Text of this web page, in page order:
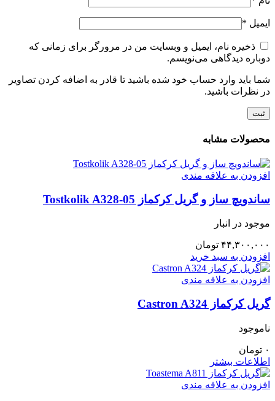
ایمیل *
ذخیره نام، ایمیل و وبسایت من در مرورگر برای زمانی که
دوباره دیدگاهی می‌نویسم.
شما باید وارد حساب خود شده باشید تا قادر به اضافه کردن تصاویر
در نظرات باشید.
محصولات مشابه
افزودن به علاقه مندی
ساندویچ ساز و گریل کرکماز Tostkolik A328-05
موجود در انبار
۴۴,۳۰۰,۰۰۰ تومان
افزودن به سبد خرید
افزودن به علاقه مندی
گریل کرکماز Castron A324
ناموجود
۰ تومان
اطلاعات بیشتر
افزودن به علاقه مندی